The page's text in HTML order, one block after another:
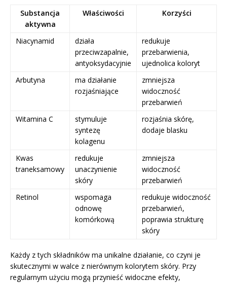
Substancja
aktywna
Właściwości Korzyści
Niacynamid
działa
przeciwzapalnie,
antyoksydacyjnie
redukuje
przebarwienia,
ujednolica koloryt
Arbutyna
ma działanie
rozjaśniające
zmniejsza
widoczność
przebarwień
Witamina C
stymuluje
syntezę
kolagenu
rozjaśnia skórę,
dodaje blasku
Kwas
traneksamowy
redukuje
unaczynienie
skóry
zmniejsza
widoczność
przebarwień
Retinol
wspomaga
odnowę
komórkową
redukuje widoczność
przebarwień,
poprawia strukturę
skóry
Każdy z tych składników ma unikalne działanie, co czyni je
skutecznymi w walce z nierównym kolorytem skóry. Przy
regularnym użyciu mogą przynieść widoczne efekty,